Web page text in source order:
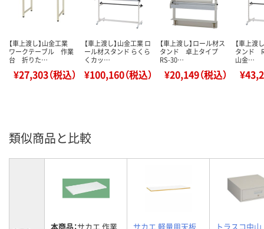
【車上渡し】山金工業
ワークテーブル 作業
台 折りた…
¥27,303（税込）
【車上渡し】山金工業 ロ
ール材スタンド らくら
くカッ…
¥100,160（税込）
【車上渡し】ロール材ス
タンド 卓上タイプ
RS-30…
¥20,149（税込）
【車上渡
タンド
山金…
類似商品と比較
本商品：サカエ 作業
サカエ 軽量用天板
トラスコ中山